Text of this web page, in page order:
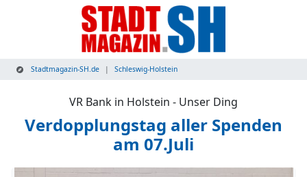
Stadtmagazin-SH.de Schleswig-Holstein
VR Bank in Holstein - Unser Ding
Verdopplungstag aller Spenden
am 07.Juli